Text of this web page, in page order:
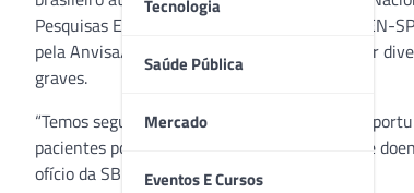
Tecnologia
Saúde Pública
Mercado
Eventos E Cursos
Pesquisas Energéticas e Nucleares (IPEN/CNEN-
pela Anvisa/Covisa de produzir e comercializar
graves.
“Temos segurança que esta é uma atitude
pacientes portadores de câncer, cardiopatias e
ofício da SBMN endereçado à SBC.